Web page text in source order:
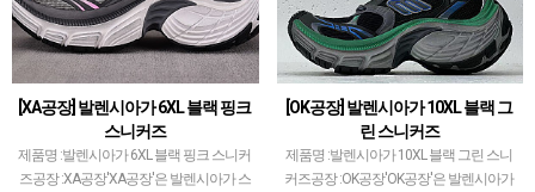
[XA공장] 발렌시아가 6XL 블랙 핑크
스니커즈
제품명 :발렌시아가 6XL 블랙 핑크 스니커
즈공장 :XA공장'XA공장'은 발렌시아가 스
[OK공장] 발렌시아가 10XL 블랙 그
린 스니커즈
제품명 :발렌시아가 10XL 블랙 그린 스니
커즈공장 :OK공장'OK공장'은 발렌시아가